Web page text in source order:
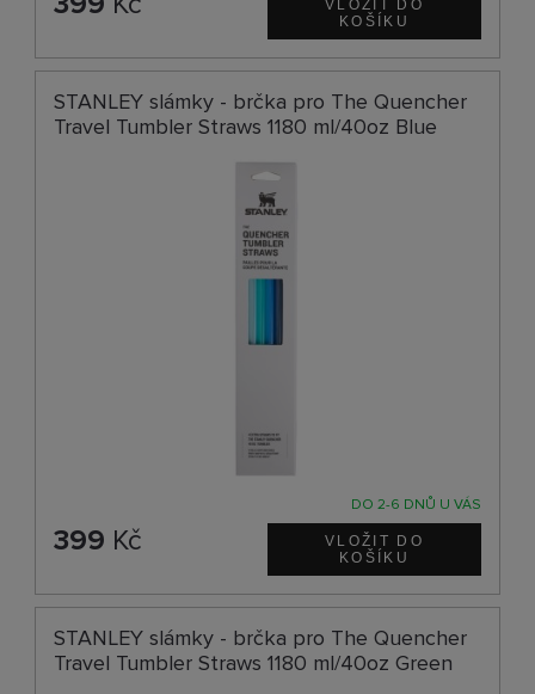
STANLEY slámky - brčka pro The Quencher
Travel Tumbler Straws 1180 ml/40oz Blue
DO 2-6 DNŮ U VÁS
399 Kč
STANLEY slámky - brčka pro The Quencher
Travel Tumbler Straws 1180 ml/40oz Green